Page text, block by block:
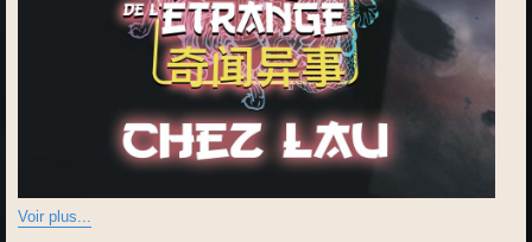
Voir plus...